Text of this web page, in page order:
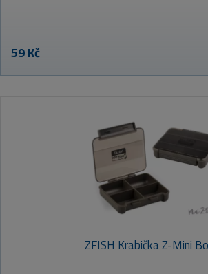
59 Kč
ZFISH Krabička Z-Mini